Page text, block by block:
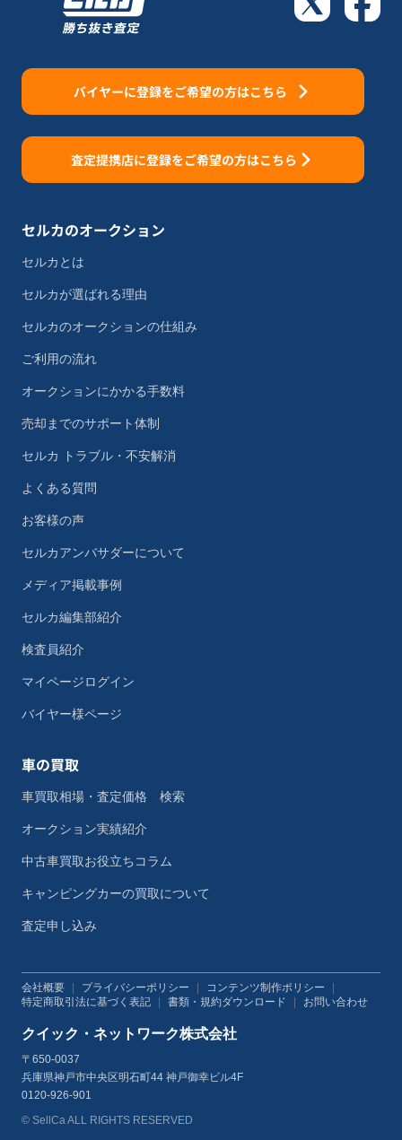
バイヤーに登録をご希望の方はこちら
査定提携店に登録をご希望の方はこちら
セルカのオークション
セルカとは
セルカが選ばれる理由
セルカのオークションの仕組み
ご利用の流れ
オークションにかかる手数料
売却までのサポート体制
セルカ トラブル・不安解消
よくある質問
お客様の声
セルカアンバサダーについて
メディア掲載事例
セルカ編集部紹介
検査員紹介
マイページログイン
バイヤー様ページ
車の買取
車買取相場・査定価格 検索
オークション実績紹介
中古車買取お役立ちコラム
キャンピングカーの買取について
査定申し込み
会社概要 プライバシーポリシー コンテンツ制作ポリシー
特定商取引法に基づく表記
書類・規約ダウンロード お問い合わせ
クイック・ネットワーク株式会社
〒650-0037
兵庫県神戸市中央区明石町44 神戸御幸ビル4F
0120-926-901
© SellCa ALL RIGHTS RESERVED